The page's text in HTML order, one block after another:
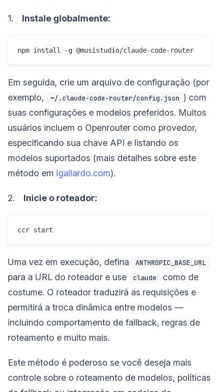
1. Instale globalmente:
Em seguida, crie um arquivo de configuração (por
exemplo,
~/.claude-code-router/config.json ) com
suas configurações e modelos preferidos. Muitos
usuários incluem o Openrouter como provedor,
especificando sua chave API e listando os
modelos suportados (mais detalhes sobre este
método em lgallardo.com).
2. Inicie o roteador:
Uma vez em execução, defina ANTHROPIC_BASE_URL
para a URL do roteador e use claude
como de
costume. O roteador traduzirá as requisições e
permitirá a troca dinâmica entre modelos —
incluindo comportamento de fallback, regras de
roteamento e muito mais.
Este método é poderoso se você deseja mais
controle sobre o roteamento de modelos, políticas